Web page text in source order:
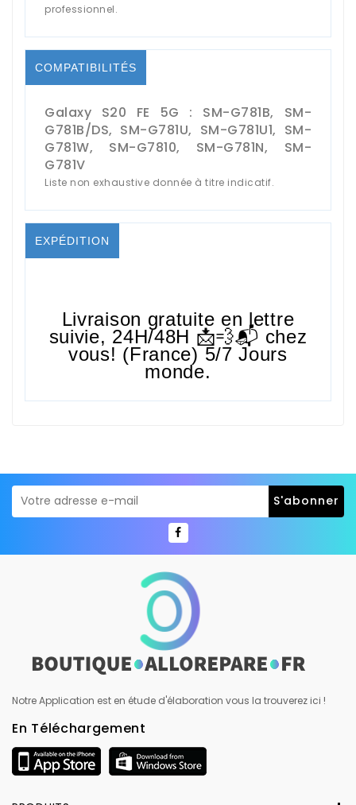
professionnel.
COMPATIBILITÉS
Galaxy S20 FE 5G : SM-G781B, SM-
G781B/DS, SM-G781U, SM-G781U1, SM-
G781W, SM-G7810, SM-G781N, SM-
G781V
Liste non exhaustive donnée à titre indicatif.
EXPÉDITION
Livraison gratuite en lettre
suivie, 24H/48H 📩💨📬 chez
vous! (France) 5/7 Jours
monde.
Notre Application est en étude d'élaboration vous la trouverez ici !
En Téléchargement